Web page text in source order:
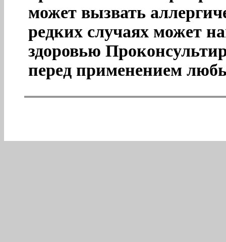
может вызвать
редких случаях может
здоровью
перед применением